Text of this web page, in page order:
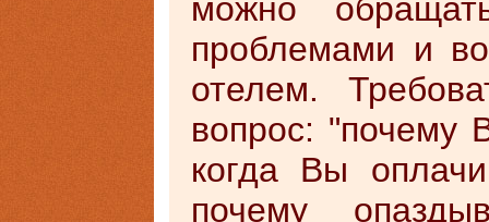
можно
проблемами и
отелем.
вопрос: "почему
когда Вы
почему